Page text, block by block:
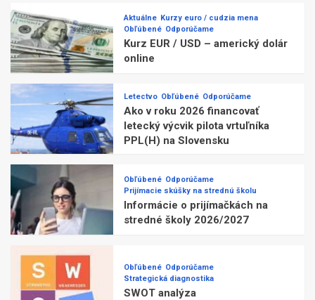
Aktuálne Kurzy euro / cudzia mena
Obľúbené Odporúčame
Kurz EUR / USD – americký dolár
online
Letectvo Obľúbené Odporúčame
Ako v roku 2026 financovať
letecký výcvik pilota vrtuľníka
PPL(H) na Slovensku
Obľúbené Odporúčame
Prijímacie skúšky na strednú školu
Informácie o prijímačkách na
stredné školy 2026/2027
Obľúbené Odporúčame
Strategická diagnostika
SWOT analýza